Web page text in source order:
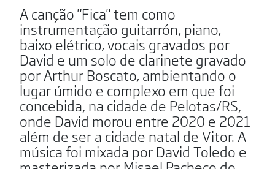
A canção "Fica" tem como
instrumentação guitarrón, piano,
baixo elétrico, vocais gravados por
David e um solo de clarinete gravado
por Arthur Boscato, ambientando o
lugar úmido e complexo em que foi
concebida, na cidade de Pelotas/RS,
onde David morou entre 2020 e 2021
além de ser a cidade natal de Vitor. A
música foi mixada por David Toledo e